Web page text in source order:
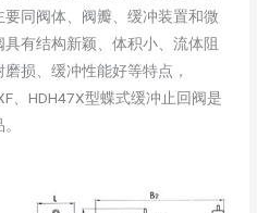
同阀体、阀瓣、缓冲装置和微
有结构新颖、体积小、流体阻
损、缓冲性能好等特点，
、HDH47X型蝶式缓冲止回阀是